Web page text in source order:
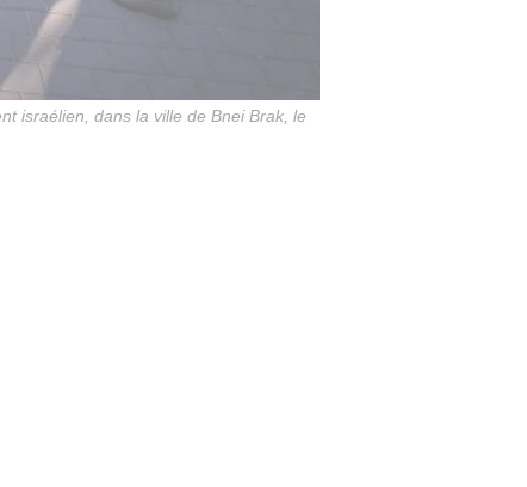
israélien, dans la ville de Bnei Brak, le